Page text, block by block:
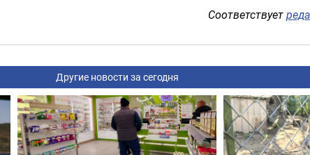
Соответствует
Другие новости за сегодня